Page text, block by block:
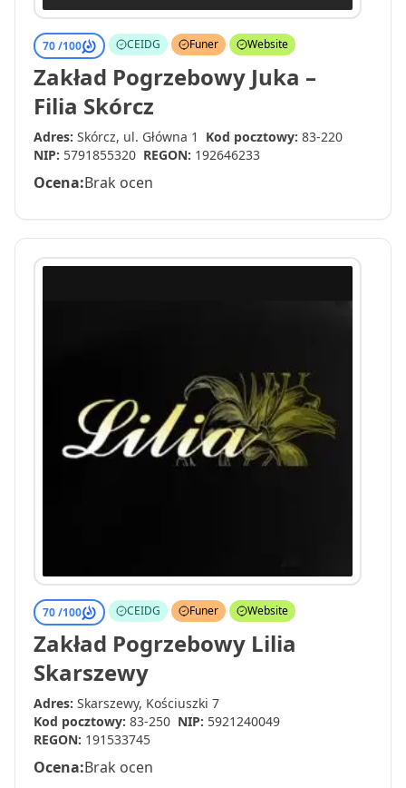
70 /100 CEIDG Funer Website
Zakład Pogrzebowy Juka –
Filia Skórcz
Adres: Skórcz, ul. Główna 1 Kod pocztowy: 83-220
NIP: 5791855320 REGON: 192646233
Ocena:Brak ocen
70 /100 CEIDG Funer Website
Zakład Pogrzebowy Lilia
Skarszewy
Adres: Skarszewy, Kościuszki 7
Kod pocztowy: 83-250 NIP: 5921240049
REGON: 191533745
Ocena:Brak ocen